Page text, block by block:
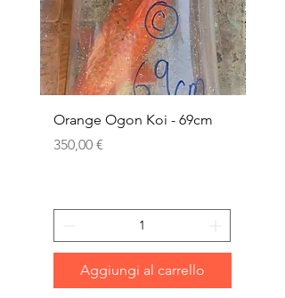
Orange Ogon Koi - 69cm
Prezzo
350,00 €
Aggiungi al carrello